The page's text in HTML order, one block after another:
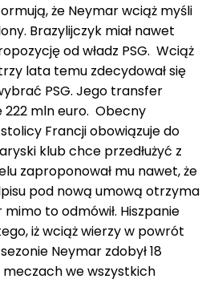
że Neymar wciąż myśli
Brazylijczyk miał nawet
od władz PSG. Wciąż
lata temu zdecydował się
PSG. Jego transfer
222 mln euro. Obecny
Francji obowiązuje do
klub chce przedłużyć z
zaproponował mu nawet, że
pod nową umową otrzyma
to odmówił. Hiszpanie
iż wciąż wierzy w powrót
Neymar zdobył 18
meczach we wszystkich